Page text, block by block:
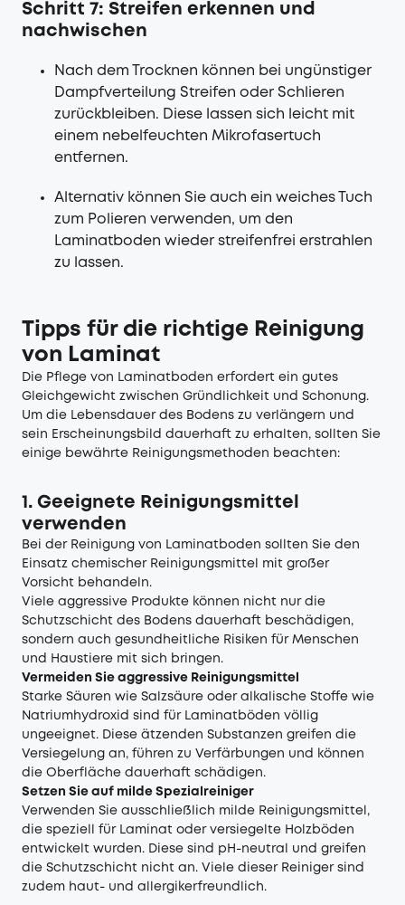
Schritt 7: Streifen erkennen und
nachwischen
Nach dem Trocknen können bei ungünstiger
Dampfverteilung Streifen oder Schlieren
zurückbleiben. Diese lassen sich leicht mit
einem nebelfeuchten Mikrofasertuch
entfernen.
Alternativ können Sie auch ein weiches Tuch
zum Polieren verwenden, um den
Laminatboden wieder streifenfrei erstrahlen
zu lassen.
Tipps für die richtige Reinigung
von Laminat
Die Pflege von Laminatboden erfordert ein gutes
Gleichgewicht zwischen Gründlichkeit und Schonung.
Um die Lebensdauer des Bodens zu verlängern und
sein Erscheinungsbild dauerhaft zu erhalten, sollten Sie
einige bewährte Reinigungsmethoden beachten:
1. Geeignete Reinigungsmittel
verwenden
Bei der Reinigung von Laminatboden sollten Sie den
Einsatz chemischer Reinigungsmittel mit großer
Vorsicht behandeln.
Viele aggressive Produkte können nicht nur die
Schutzschicht des Bodens dauerhaft beschädigen,
sondern auch gesundheitliche Risiken für Menschen
und Haustiere mit sich bringen.
Vermeiden Sie aggressive Reinigungsmittel
Starke Säuren wie Salzsäure oder alkalische Stoffe wie
Natriumhydroxid sind für Laminatböden völlig
ungeeignet. Diese ätzenden Substanzen greifen die
Versiegelung an, führen zu Verfärbungen und können
die Oberfläche dauerhaft schädigen.
Setzen Sie auf milde Spezialreiniger
Verwenden Sie ausschließlich milde Reinigungsmittel,
die speziell für Laminat oder versiegelte Holzböden
entwickelt wurden. Diese sind pH-neutral und greifen
die Schutzschicht nicht an. Viele dieser Reiniger sind
zudem haut- und allergikerfreundlich.